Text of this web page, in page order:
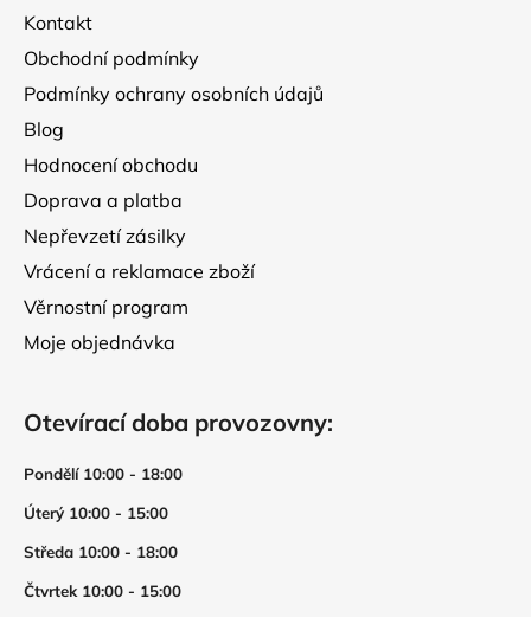
Kontakt
Obchodní podmínky
Podmínky ochrany osobních údajů
Blog
Hodnocení obchodu
Doprava a platba
Nepřevzetí zásilky
Vrácení a reklamace zboží
Věrnostní program
Moje objednávka
Otevírací doba provozovny:
Pondělí 10:00 - 18:00
Úterý 10:00 - 15:00
Středa 10:00 - 18:00
Čtvrtek 10:00 - 15:00